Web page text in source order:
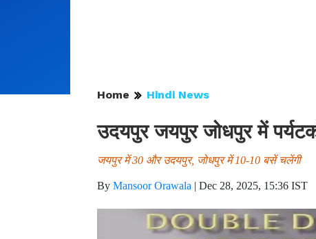
Home Hindi News
उदयपुर जयपुर जोधपुर में
जयपुर में 30 और उदयपुर, जोधपुर में 10-10 बसें चलेंगी
By Mansoor Orawala | Dec 28, 2025, 15:36 IST